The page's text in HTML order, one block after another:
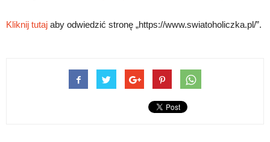
Kliknij tutaj aby odwiedzić stronę „https://www.swiatoholiczka.pl/”.